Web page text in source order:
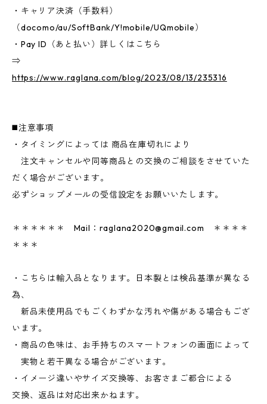
・キャリア決済（手数料）
（docomo/au/SoftBank/Y!mobile/UQmobile）
・Pay ID（あと払い）詳しくはこちら
⇒
https://www.raglana.com/blog/2023/08/13/235316
◼️注意事項
・タイミングによっては 商品在庫切れにより
注文キャンセルや同等商品との交換のご相談をさせていた
だく場合がございます。
必ずショップメールの受信設定をお願いいたします。
＊＊＊＊＊＊ Mail： raglana2020@gmail.com ＊＊＊＊
＊＊＊
・こちらは輸入品となります。日本製とは検品基準が異なる
為、
新品未使用品でもごくわずかな汚れや傷がある場合もござ
います。
・商品の色味は、お手持ちのスマートフォンの画面によって
実物と若干異なる場合がございます。
・イメージ違いやサイズ交換等、お客さまご都合による
交換、返品は対応出来かねます。